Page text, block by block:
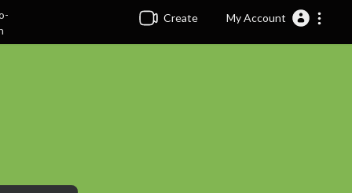
Create My Account